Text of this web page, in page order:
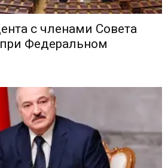
с членами Совета
Федеральном